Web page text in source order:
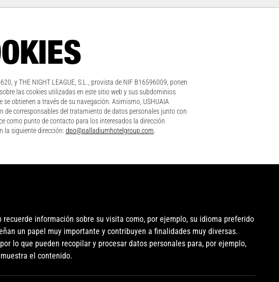
y THE NIGHT LEAGUE, S.L., provista de NIF B16596009, ponen
las cookies utilizadas en este sitio web y sus subdominios
se obtienen a través de su navegación. Asimismo, USHUAIA
de corresponsables del tratamiento de datos personales junto con
como punto de contacto para los interesados la dirección
la siguiente dirección: dpo@palladiumhotelgroup.com
información sobre su visita como, por ejemplo, su idioma preferido
un papel muy importante y contribuyen a finalidades muy diversas.
lo que pueden recopilar y procesar datos personales para, por ejemplo,
el contenido.